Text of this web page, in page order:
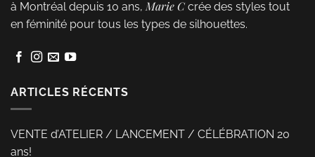
peuvent
choisies
la
produit
à Montréal depuis 10 ans,Marie Ccrée des styles tout
en féminité pour tous les types de silhouettes.
ARTICLES RÉCENTS
VENTE d’ATELIER / LANCEMENT / CÉLÉBRATION 20
ans!